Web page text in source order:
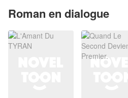
Roman en dialogue